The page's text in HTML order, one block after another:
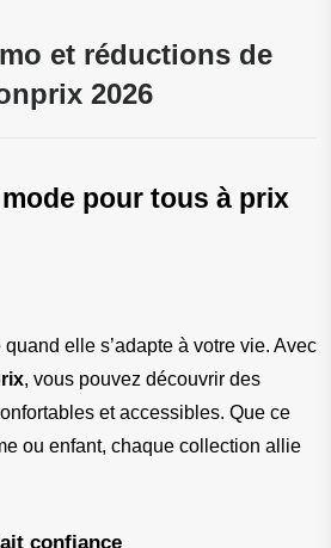
et réductions de
2026
pour tous à prix
elle s’adapte à votre vie. Avec
, vous pouvez découvrir des
et accessibles. Que ce
ou enfant, chaque collection allie
confiance